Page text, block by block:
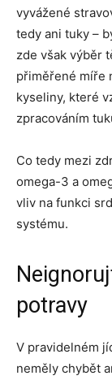
vyvážené
tedy ani tuky –
zde však výběr
přiměřené míře
kyseliny, které
zpracováním
Co tedy mezi
omega-3 a
vliv na funkci
systému.
potravy
V pravidelném
neměly chybět